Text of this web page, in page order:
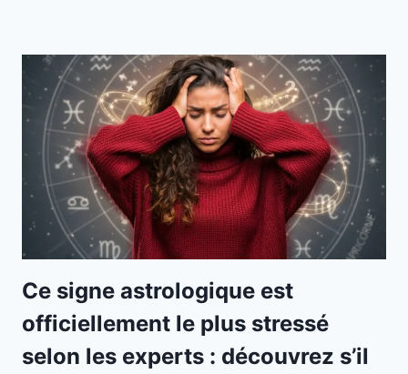
Ce signe astrologique est
officiellement le plus stressé
selon les experts : découvrez s’il